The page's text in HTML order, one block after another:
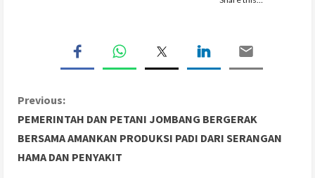
C
o
n
Previous:
PEMERINTAH DAN PETANI JOMBANG BERGERAK
BERSAMA AMANKAN PRODUKSI PADI DARI SERANGAN
HAMA DAN PENYAKIT